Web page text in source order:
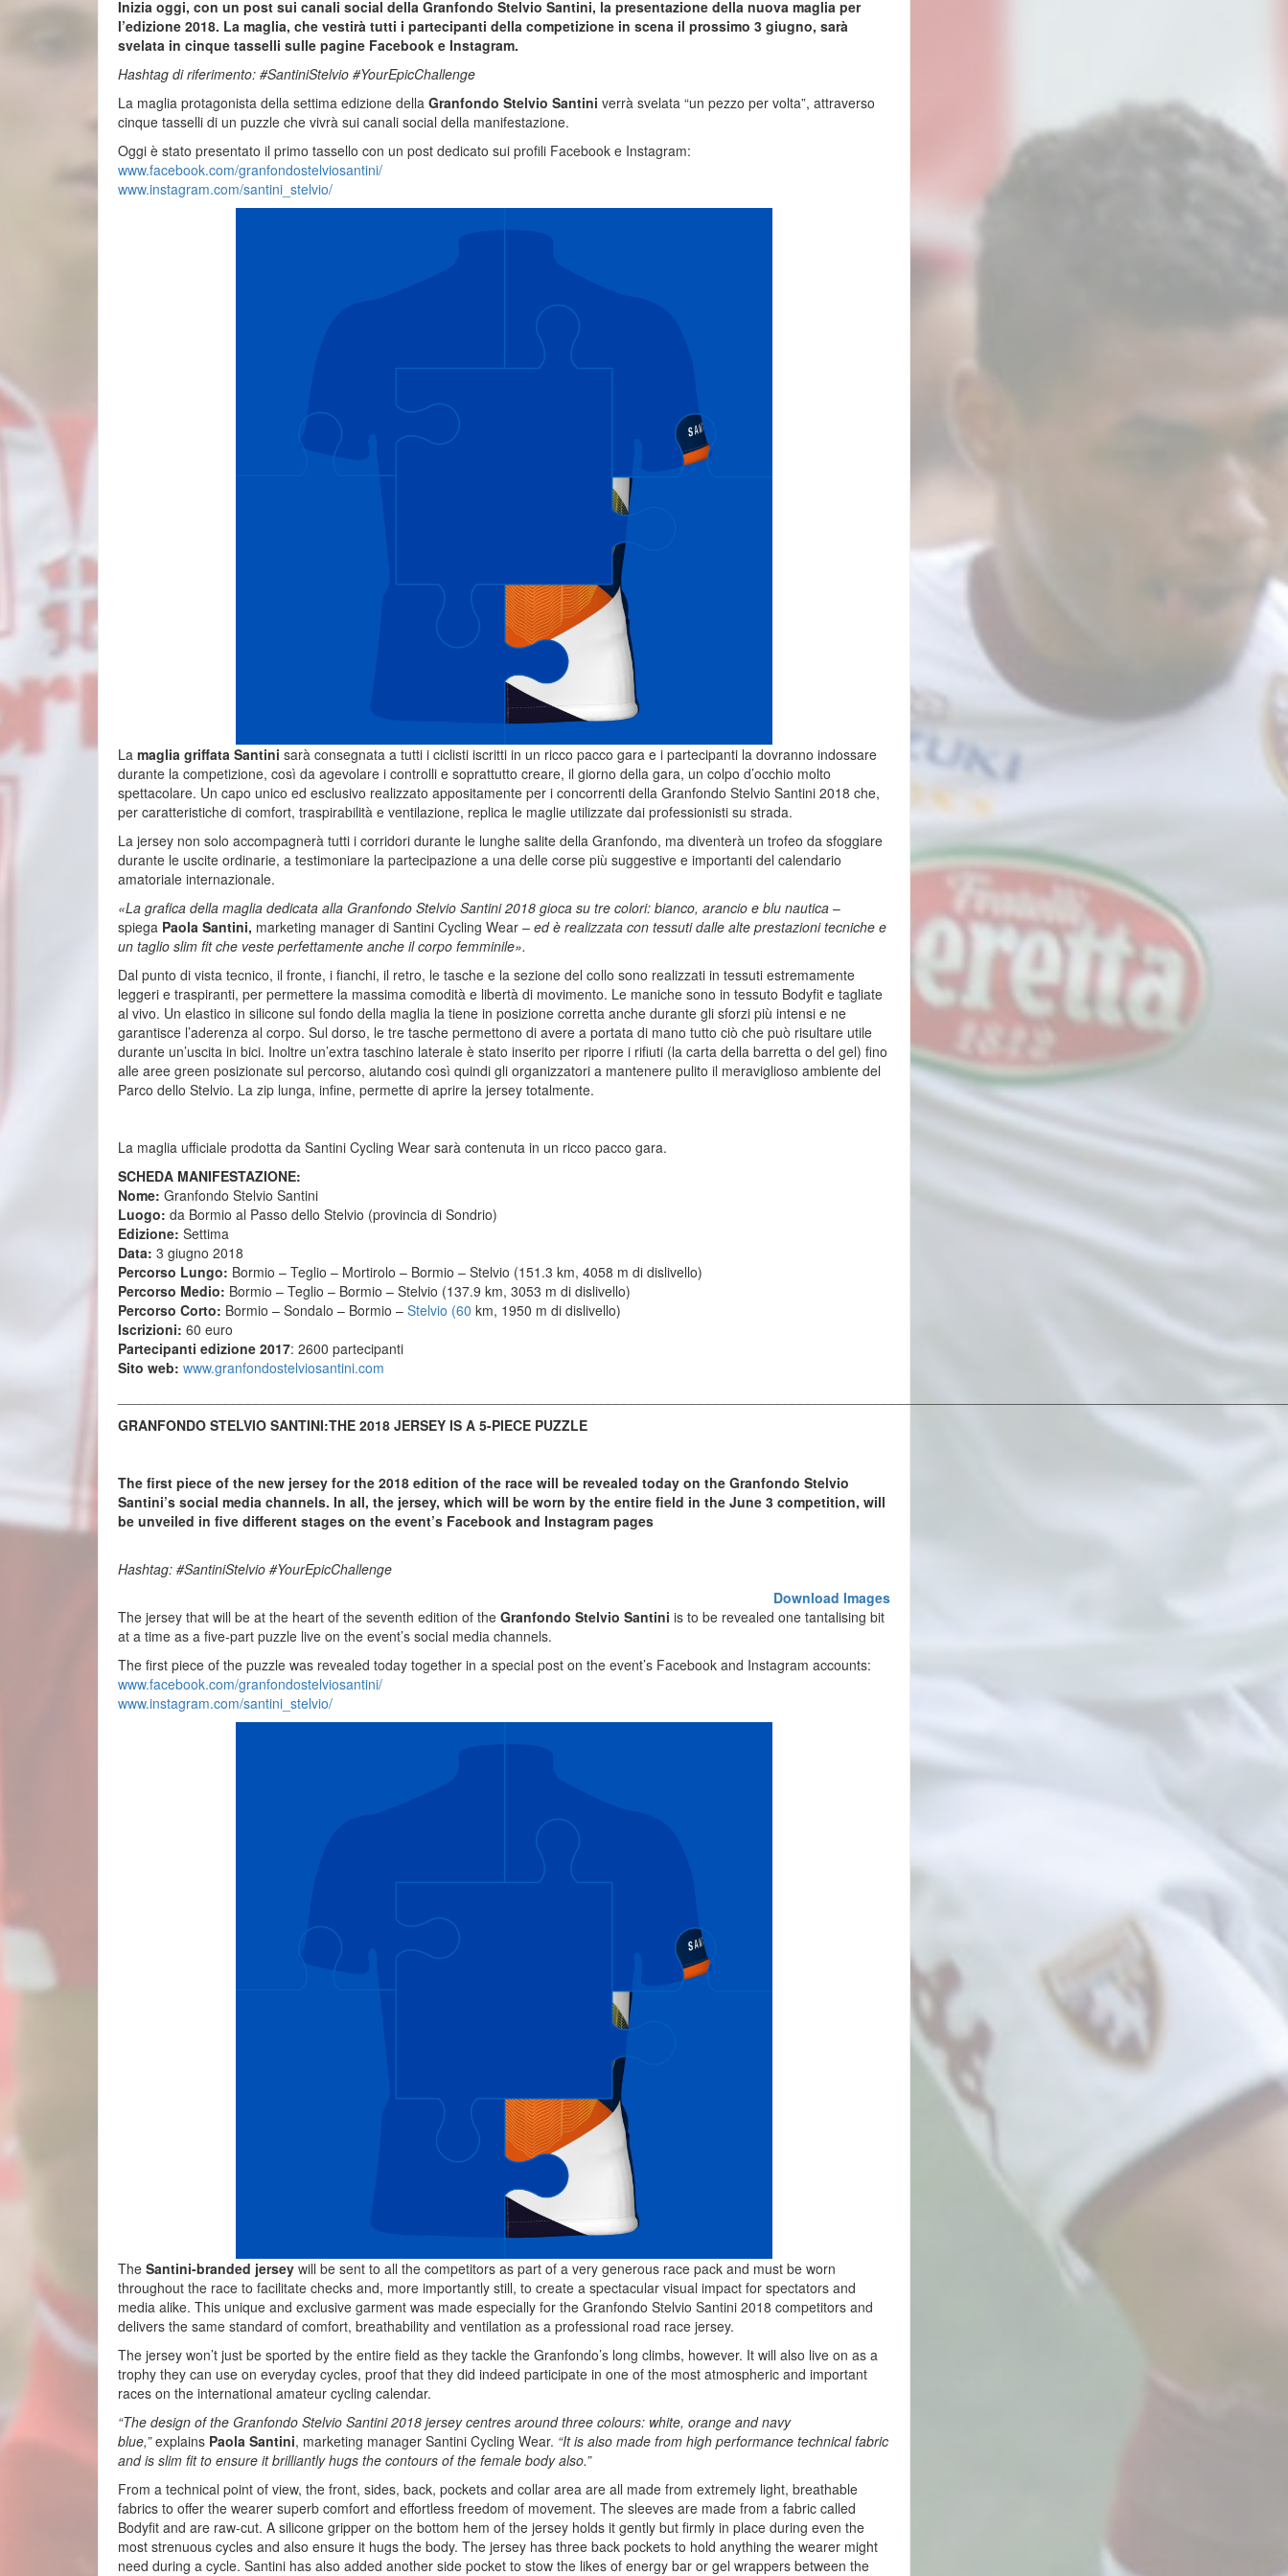
Inizia oggi, con un post sui canali social della Granfondo Stelvio Santini, la presentazione della nuova maglia per
l’edizione 2018. La maglia, che vestirà tutti i partecipanti della competizione in scena il prossimo 3 giugno, sarà
svelata in cinque tasselli sulle pagine Facebook e Instagram.
Hashtag di riferimento: #SantiniStelvio #YourEpicChallenge
La maglia protagonista della settima edizione della Granfondo Stelvio Santini verrà svelata “un pezzo per volta”, attraverso
cinque tasselli di un puzzle che vivrà sui canali social della manifestazione.
Oggi è stato presentato il primo tassello con un post dedicato sui profili Facebook e Instagram:
www.facebook.com/granfondostelviosantini/
www.instagram.com/santini_ stelvio/
La maglia griffata Santini sarà consegnata a tutti i ciclisti iscritti in un ricco pacco gara e i partecipanti la dovranno indossare
durante la competizione, così da agevolare i controlli e soprattutto creare, il giorno della gara, un colpo d’occhio molto
spettacolare. Un capo unico ed esclusivo realizzato appositamente per i concorrenti della Granfondo Stelvio Santini 2018 che,
per caratteristiche di comfort, traspirabilità e ventilazione, replica le maglie utilizzate dai professionisti su strada.
La jersey non solo accompagnerà tutti i corridori durante le lunghe salite della Granfondo, ma diventerà un trofeo da sfoggiare
durante le uscite ordinarie, a testimoniare la partecipazione a una delle corse più suggestive e importanti del calendario
amatoriale internazionale.
«La grafica della maglia dedicata alla Granfondo Stelvio Santini 2018 gioca su tre colori: bianco, arancio e blu nautica –
spiega Paola Santini, marketing manager di Santini Cycling Wear – ed è realizzata con tessuti dalle alte prestazioni tecniche e
un taglio slim fit che veste perfettamente anche il corpo femminile».
Dal punto di vista tecnico, il fronte, i fianchi, il retro, le tasche e la sezione del collo sono realizzati in tessuti estremamente
leggeri e traspiranti, per permettere la massima comodità e libertà di movimento. Le maniche sono in tessuto Bodyfit e tagliate
al vivo. Un elastico in silicone sul fondo della maglia la tiene in posizione corretta anche durante gli sforzi più intensi e ne
garantisce l’aderenza al corpo. Sul dorso, le tre tasche permettono di avere a portata di mano tutto ciò che può risultare utile
durante un’uscita in bici. Inoltre un’extra taschino laterale è stato inserito per riporre i rifiuti (la carta della barretta o del gel) fino
alle aree green posizionate sul percorso, aiutando così quindi gli organizzatori a mantenere pulito il meraviglioso ambiente del
Parco dello Stelvio. La zip lunga, infine, permette di aprire la jersey totalmente.
La maglia ufficiale prodotta da Santini Cycling Wear sarà contenuta in un ricco pacco gara.
SCHEDA MANIFESTAZIONE:
Nome: Granfondo Stelvio Santini
Luogo: da Bormio al Passo dello Stelvio (provincia di Sondrio)
Edizione: Settima
Data: 3 giugno 2018
Percorso Lungo: Bormio – Teglio – Mortirolo – Bormio – Stelvio (151.3 km, 4058 m di dislivello)
Percorso Medio: Bormio – Teglio – Bormio – Stelvio (137.9 km, 3053 m di dislivello)
Percorso Corto: Bormio – Sondalo – Bormio – Stelvio (60 km, 1950 m di dislivello)
Iscrizioni: 60 euro
Partecipanti edizione 2017: 2600 partecipanti
Sito web: www.granfondostelviosantini.com
GRANFONDO STELVIO SANTINI:THE 2018 JERSEY IS A 5-PIECE PUZZLE
The first piece of the new jersey for the 2018 edition of the race will be revealed today on the Granfondo Stelvio
Santini’s social media channels. In all, the jersey, which will be worn by the entire field in the June 3 competition, will
be unveiled in five different stages on the event’s Facebook and Instagram pages
Hashtag: #SantiniStelvio #YourEpicChallenge
Download Images
The jersey that will be at the heart of the seventh edition of the Granfondo Stelvio Santini is to be revealed one tantalising bit
at a time as a five-part puzzle live on the event’s social media channels.
The first piece of the puzzle was revealed today together in a special post on the event’s Facebook and Instagram accounts:
www.facebook.com/granfondostelviosantini/
www.instagram.com/santini_ stelvio/
The Santini-branded jersey will be sent to all the competitors as part of a very generous race pack and must be worn
throughout the race to facilitate checks and, more importantly still, to create a spectacular visual impact for spectators and
media alike. This unique and exclusive garment was made especially for the Granfondo Stelvio Santini 2018 competitors and
delivers the same standard of comfort, breathability and ventilation as a professional road race jersey.
The jersey won’t just be sported by the entire field as they tackle the Granfondo’s long climbs, however. It will also live on as a
trophy they can use on everyday cycles, proof that they did indeed participate in one of the most atmospheric and important
races on the international amateur cycling calendar.
“The design of the Granfondo Stelvio Santini 2018 jersey centres around three colours: white, orange and navy
blue,”explains Paola Santini, marketing manager Santini Cycling Wear. “It is also made from high performance technical fabric
and is slim fit to ensure it brilliantly hugs the contours of the female body also.”
From a technical point of view, the front, sides, back, pockets and collar area are all made from extremely light, breathable
fabrics to offer the wearer superb comfort and effortless freedom of movement. The sleeves are made from a fabric called
Bodyfit and are raw-cut. A silicone gripper on the bottom hem of the jersey holds it gently but firmly in place during even the
most strenuous cycles and also ensure it hugs the body. The jersey has three back pockets to hold anything the wearer might
need during a cycle. Santini has also added another side pocket to stow the likes of energy bar or gel wrappers between the